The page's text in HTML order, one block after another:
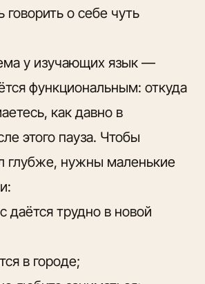
говорить о себе чуть
у изучающих язык —
функциональным: откуда
как давно в
этого пауза. Чтобы
глубже, нужны маленькие
даётся трудно в новой
в городе;